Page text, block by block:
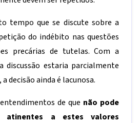
tempo que se discute sobre a
do indébito nas questões
precárias de tutelas. Com a
discussão estaria parcialmente
decisão ainda é lacunosa.
de que não pode
atinentes a estes valores